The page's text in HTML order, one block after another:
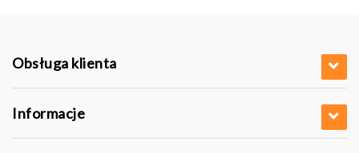
Obsługa klienta
Informacje